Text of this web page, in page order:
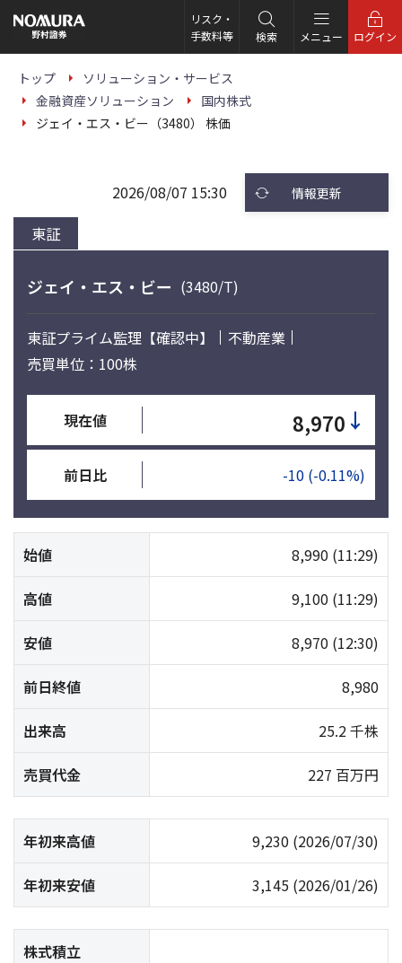
の
ー
リスク・
手数料等
検索 メニュー ログイン
トップ
ソリューション・サービス
金融資産ソリューション
国内株式
ジェイ・エス・ビー（3480） 株価
東証
2026/08/07 15:30 情報更新
ジェイ・エス・ビー (3480/T)
東証プライム監理【確認中】
不動産業
売買単位：100株
現在値 8,970 ↓
前日比 -10 (-0.11%)
始値 8,990 (11:29)
高値 9,100 (11:29)
安値 8,970 (12:30)
前日終値 8,980
出来高 25.2 千株
売買代金 227 百万円
年初来高値 9,230 (2026/07/30)
年初来安値 3,145 (2026/01/26)
株式積立